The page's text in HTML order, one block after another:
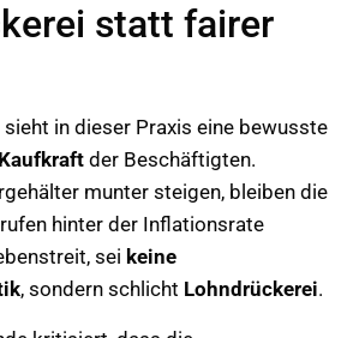
statt fairer
in dieser Praxis eine bewusste
der Beschäftigten.
munter steigen, bleiben die
hinter der Inflationsrate
sei keine
, sondern schlicht Lohndrückerei.